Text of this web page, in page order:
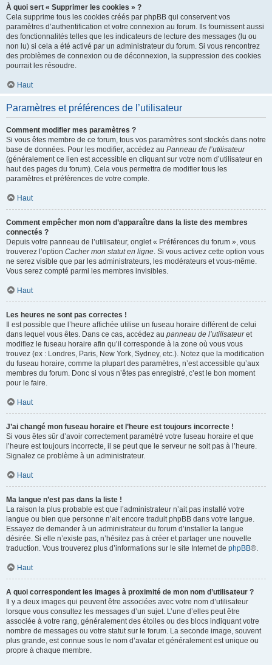
À quoi sert « Supprimer les cookies » ?
Cela supprime tous les cookies créés par phpBB qui conservent vos
paramètres d’authentification et votre connexion au forum. Ils fournissent aussi
des fonctionnalités telles que les indicateurs de lecture des messages (lu ou
non lu) si cela a été activé par un administrateur du forum. Si vous rencontrez
des problèmes de connexion ou de déconnexion, la suppression des cookies
pourrait les résoudre.
Haut
Paramètres et préférences de l’utilisateur
Comment modifier mes paramètres ?
Si vous êtes membre de ce forum, tous vos paramètres sont stockés dans notre
base de données. Pour les modifier, accédez au Panneau de l’utilisateur
(généralement ce lien est accessible en cliquant sur votre nom d’utilisateur en
haut des pages du forum). Cela vous permettra de modifier tous les
paramètres et préférences de votre compte.
Haut
Comment empêcher mon nom d’apparaître dans la liste des membres
connectés ?
Depuis votre panneau de l’utilisateur, onglet « Préférences du forum », vous
trouverez l’option Cacher mon statut en ligne. Si vous activez cette option vous
ne serez visible que par les administrateurs, les modérateurs et vous-même.
Vous serez compté parmi les membres invisibles.
Haut
Les heures ne sont pas correctes !
Il est possible que l’heure affichée utilise un fuseau horaire différent de celui
dans lequel vous êtes. Dans ce cas, accédez au panneau de l’utilisateuret
modifiez le fuseau horaire afin qu’il corresponde à la zone où vous vous
trouvez (ex : Londres, Paris, New York, Sydney, etc.). Notez que la modification
du fuseau horaire, comme la plupart des paramètres, n’est accessible qu’aux
membres du forum. Donc si vous n’êtes pas enregistré, c’est le bon moment
pour le faire.
Haut
J’ai changé mon fuseau horaire et l’heure est toujours incorrecte !
Si vous êtes sûr d’avoir correctement paramétré votre fuseau horaire et que
l’heure est toujours incorrecte, il se peut que le serveur ne soit pas à l’heure.
Signalez ce problème à un administrateur.
Haut
Ma langue n’est pas dans la liste !
La raison la plus probable est que l’administrateur n’ait pas installé votre
langue ou bien que personne n’ait encore traduit phpBB dans votre langue.
Essayez de demander à un administrateur du forum d’installer la langue
désirée. Si elle n’existe pas, n’hésitez pas à créer et partager une nouvelle
traduction. Vous trouverez plus d’informations sur le site Internet de phpBB®.
Haut
A quoi correspondent les images à proximité de mon nom d’utilisateur ?
Il y a deux images qui peuvent être associées avec votre nom d’utilisateur
lorsque vous consultez les messages d’un sujet. L’une d’elles peut être
associée à votre rang, généralement des étoiles ou des blocs indiquant votre
nombre de messages ou votre statut sur le forum. La seconde image, souvent
plus grande, est connue sous le nom d’avatar et généralement est unique ou
propre à chaque membre.